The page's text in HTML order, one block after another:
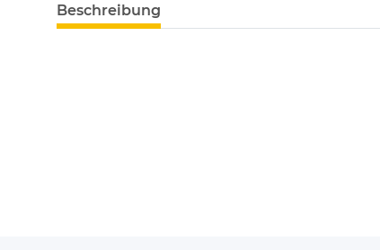
Beschreibung